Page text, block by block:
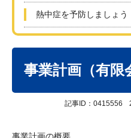
熱中症を予防しましょう
事業計画（有限
記事ID：0415556